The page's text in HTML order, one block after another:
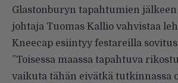
Glastonburyn tapahtumien
johtaja Tuomas Kallio vahvistaa
Kneecap esiintyy festareilla
”Toisessa maassa tapahtuva
vaikuta tähän eivätkä tutkinnassa